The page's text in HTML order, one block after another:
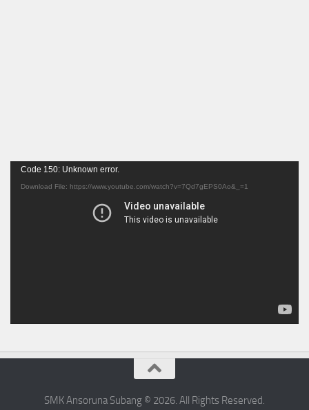
Video
Player
Code 150: Unknown error.
Download File: https://www.youtube.com/watch?v=7Qd7gEPS0Ao&_=1
SMK Ansoruna Subang © 2026. All Rights Reserved.